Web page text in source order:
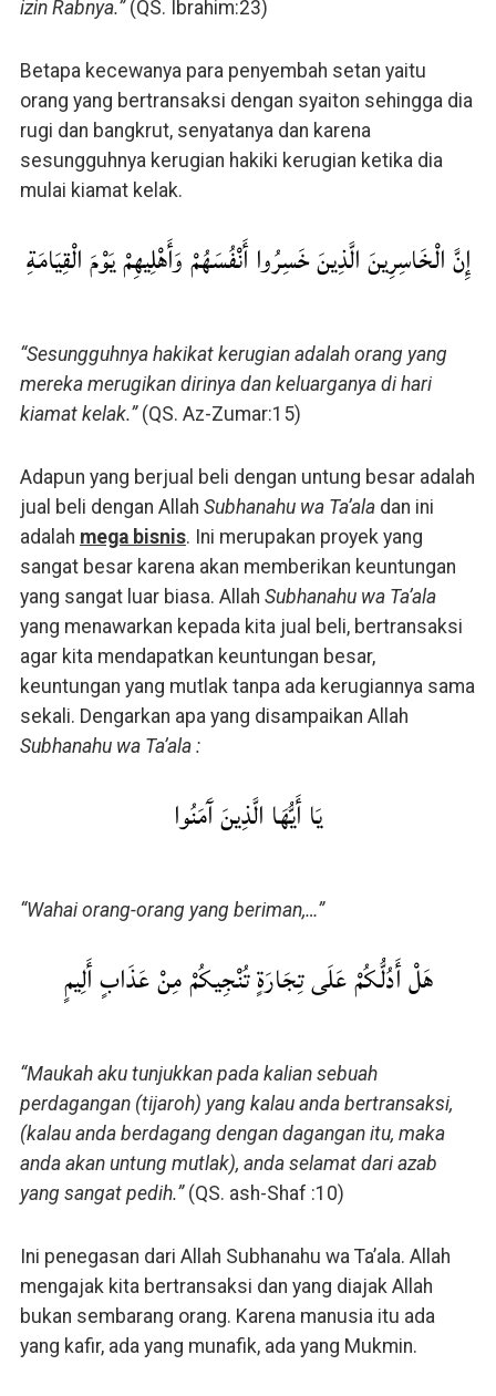
izin Rabnya.” (QS. Ibrahim:23)
Betapa kecewanya para penyembah setan yaitu
orang yang bertransaksi dengan syaiton sehingga dia
rugi dan bangkrut, senyatanya dan karena
sesungguhnya kerugian hakiki kerugian ketika dia
mulai kiamat kelak.
إِنَّ الْخَاسِرِينَ الَّذِينَ خَسِرُوا أَنْفُسَهُمْ وَأَهْلِيهِمْ يَوْمَ الْقِيَامَةِ
“Sesungguhnya hakikat kerugian adalah orang yang
mereka merugikan dirinya dan keluarganya di hari
kiamat kelak.” (QS. Az-Zumar:15)
Adapun yang berjual beli dengan untung besar adalah
jual beli dengan Allah Subhanahu wa Ta’aladan ini
adalah mega bisnis. Ini merupakan proyek yang
sangat besar karena akan memberikan keuntungan
yang sangat luar biasa. Allah Subhanahu wa Ta’ala
yang menawarkan kepada kita jual beli, bertransaksi
agar kita mendapatkan keuntungan besar,
keuntungan yang mutlak tanpa ada kerugiannya sama
sekali. Dengarkan apa yang disampaikan Allah
Subhanahu wa Ta’ala :
يَا أَيُّهَا الَّذِينَ آَمَنُوا
“Wahai orang-orang yang beriman,…”
هَلْ أَدُلُّكُمْ عَلَى تِجَارَةٍ تُنْجِيكُمْ مِنْ عَذَابٍ أَلِيمٍ
“Maukah aku tunjukkan pada kalian sebuah
perdagangan (tijaroh) yang kalau anda bertransaksi,
(kalau anda berdagang dengan dagangan itu, maka
anda akan untung mutlak), anda selamat dari azab
yang sangat pedih.” (QS. ash-Shaf :10)
Ini penegasan dari Allah Subhanahu wa Ta’ala. Allah
mengajak kita bertransaksi dan yang diajak Allah
bukan sembarang orang. Karena manusia itu ada
yang kafir, ada yang munafik, ada yang Mukmin.